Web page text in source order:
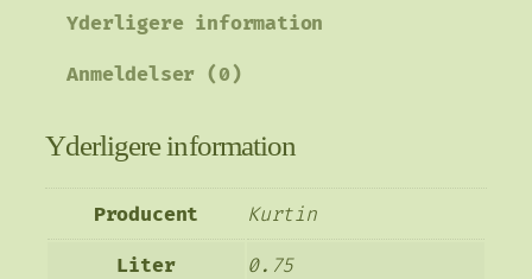
a
:
7
5
l
R
Yderligere information
Anmeldelser (0)
Yderligere information
Producent Kurtin
Liter 0.75